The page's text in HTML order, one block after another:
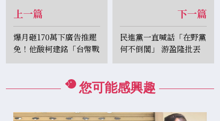
上一篇
爆月砸170萬下廣告推罷
免！他酸柯建銘「台幣戰
士」：犧牲香菸錢真感人
下一篇
民進黨一直喊話「在野黨
何不倒閣」 游盈隆批丟
臉：簡直像無賴
您可能感興趣